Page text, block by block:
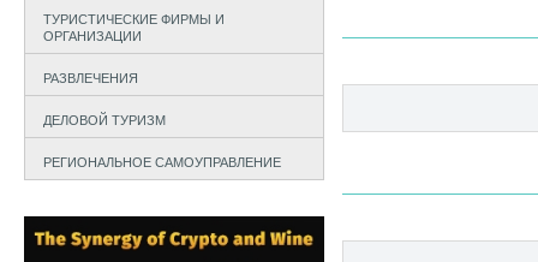
ТУРИСТИЧЕСКИЕ ФИРМЫ И
ОРГАНИЗАЦИИ
РАЗВЛЕЧЕНИЯ
ДЕЛОВОЙ ТУРИЗМ
РЕГИОНАЛЬНОЕ САМОУПРАВЛЕНИЕ